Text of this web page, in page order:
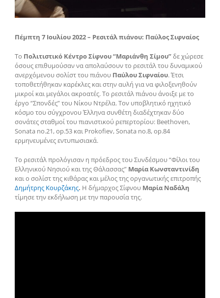
Πέμπτη 7 Ιουλίου 2022 – Ρεσιτάλ πιάνου: Παύλος Σιφναίος
Το Πολιτιστικό Κέντρο Σίφνου “Μαριάνθη Σίμου”δε χώρεσε
όσους επιθυμούσαν να απολαύσουν το ρεσιτάλ του δυναμικού
ανερχόμενου σολίστ του πιάνου Παύλου Σιφναίου. Έτσι
τοποθετήθηκαν καρέκλες και στην αυλή για να φιλοξενηθούν
μικροί και μεγάλοι ακροατές. Το ρεσιτάλ πιάνου άνοιξε με το
έργο “Σπονδές” του Νίκου Ντρέλα. Τον υποβλητικό ηχητικό
κόσμο του σύγχρονου Έλληνα συνθέτη διαδέχτηκαν δύο
σονάτες σταθμοί του πιανιστικού ρεπερτορίου: Beethoven,
Sonata no.21, op.53 και Prokofiev, Sonata no.8, op.84
ερμηνευμένες εντυπωσιακά.
Το ρεσιτάλ προλόγισαν η πρόεδρος του Συνδέσμου “Φίλοι του
Ελληνικού Νησιού και της Θάλασσας” Μαρία Κωνσταντινίδη
και ο σολίστ της κιθάρας και μέλος της οργανωτικής επιτροπής
Δημήτρης Κουρζάκης. Η δήμαρχος Σίφνου Μαρία Ναδάλη
τίμησε την εκδήλωση με την παρουσία της.